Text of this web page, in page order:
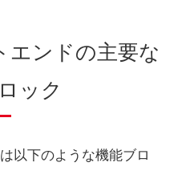
エンドの主要な
ック
以下のような機能ブロ